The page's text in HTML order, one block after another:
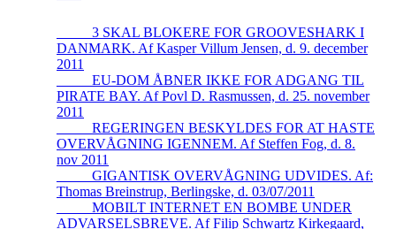
_____3 SKAL BLOKERE FOR GROOVESHARK I
DANMARK. Af Kasper Villum Jensen, d. 9. december
2011
_____EU-DOM ÅBNER IKKE FOR ADGANG TIL
PIRATE BAY. Af Povl D. Rasmussen, d. 25. november
2011
_____REGERINGEN BESKYLDES FOR AT HASTE
OVERVÅGNING IGENNEM. Af Steffen Fog, d. 8.
nov 2011
_____GIGANTISK OVERVÅGNING UDVIDES. Af:
Thomas Breinstrup, Berlingske, d. 03/07/2011
_____MOBILT INTERNET EN BOMBE UNDER
ADVARSELSBREVE. Af Filip Schwartz Kirkegaard,